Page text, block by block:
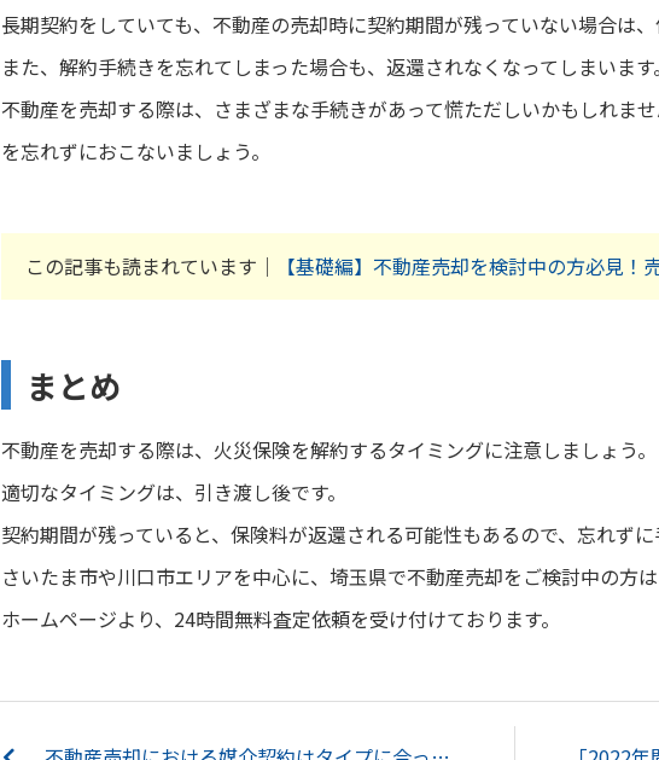
長期契約をしていても、不動産の売却時に契約期間が残っていない場合は、
また、解約手続きを忘れてしまった場合も、返還されなくなってしまいます。
不動産を売却する際は、さまざまな手続きがあって慌ただしいかもしれま
を忘れずにおこないましょう。
この記事も読まれています｜ 【基礎編】不動産売却を検討中の方必見！
まとめ
不動産を売却する際は、火災保険を解約するタイミングに注意しましょう。
適切なタイミングは、引き渡し後です。
契約期間が残っていると、保険料が返還される可能性もあるので、忘れずに
さいたま市や川口市エリアを中心に、埼玉県で不動産売却をご検討中の方
ホームページより、24時間無料査定依頼を受け付けております。